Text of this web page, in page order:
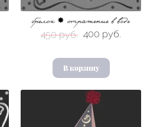
брелок ✸ отражение в воде
450 руб. 400 руб.
В корзину